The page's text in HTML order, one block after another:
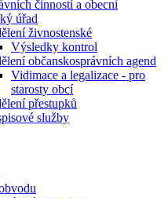
činností a obecní
úřad
živnostenské
Výsledky kontrol
občanskosprávních agend
Vidimace a legalizace - pro
starosty obcí
přestupků
služby